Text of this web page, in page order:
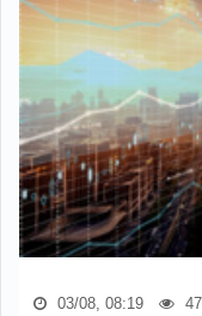
03/08, 08:19 47